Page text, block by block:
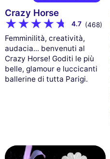
Crazy Horse
4.7 (468)
Femminilità, creatività,
audacia... benvenuti al
Crazy Horse! Goditi le più
belle, glamour e luccicanti
ballerine di tutta Parigi.